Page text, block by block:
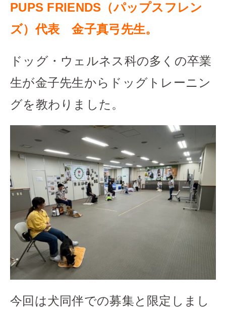
PUPS FRIENDS（パップスフレン
ズ）代表 金子真弓先生。
ドッグ・ウェルネス科の多くの卒業
生が金子先生からドッグトレーニン
グを教わりました。
今回は犬同伴での募集と限定しまし